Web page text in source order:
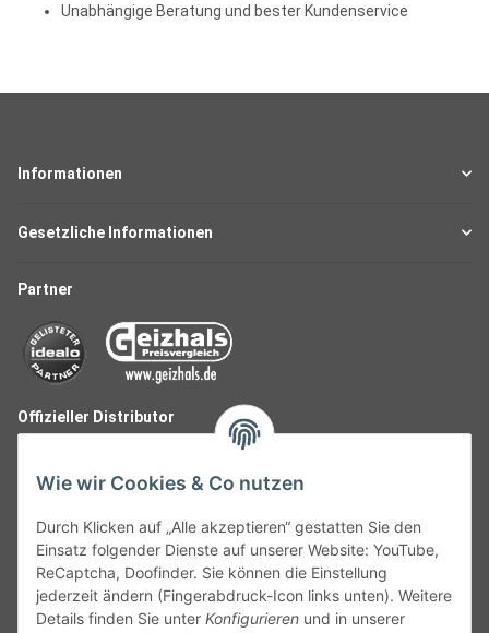
Unabhängige Beratung und bester Kundenservice
Informationen
Gesetzliche Informationen
Partner
Offizieller Distributor
Wie wir Cookies & Co nutzen
Durch Klicken auf „Alle akzeptieren“ gestatten Sie den
Einsatz folgender Dienste auf unserer Website: YouTube,
ReCaptcha, Doofinder. Sie können die Einstellung
jederzeit ändern (Fingerabdruck-Icon links unten). Weitere
Details finden Sie unter Konfigurieren und in unserer